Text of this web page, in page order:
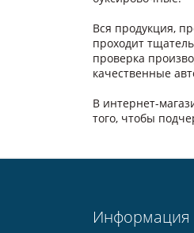
Вся продукция,
проходит
проверка
качественные
В интернет-
того, чтобы
Информация